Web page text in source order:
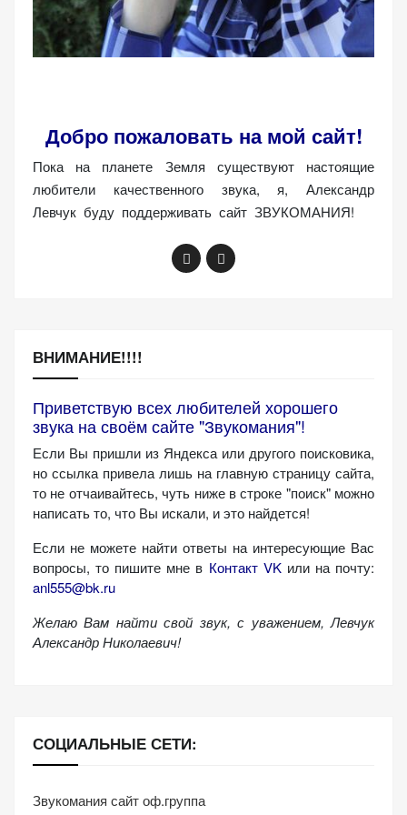
Добро пожаловать на мой сайт!
Пока на планете Земля существуют настоящие
любители качественного звука, я, Александр
Левчук буду поддерживать сайт ЗВУКОМАНИЯ!
ВНИМАНИЕ!!!!
Приветствую всех любителей хорошего
звука на своём сайте "Звукомания"!
Если Вы пришли из Яндекса или другого поисковика,
но ссылка привела лишь на главную страницу сайта,
то не отчаивайтесь, чуть ниже в строке "поиск" можно
написать то, что Вы искали, и это найдется!
Если не можете найти ответы на интересующие Вас
вопросы, то пишите мне в Контакт VKили на почту:
anl555@bk.ru
Желаю Вам найти свой звук, с уважением, Левчук
Александр Николаевич!
СОЦИАЛЬНЫЕ СЕТИ:
Звукомания сайт оф.группа
(Яндекс.Метрика).
Анонимно, без
персональных
Маркетинговые
(реклама)
Яндекс.Директ:
персонализированная
сайта, вы повышаете
вероятность
персонализированного
контента и
предложений.